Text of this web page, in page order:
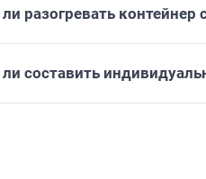
разогревать контейнер
составить